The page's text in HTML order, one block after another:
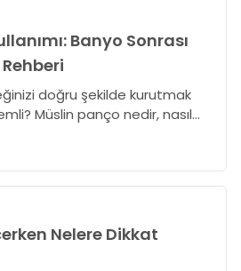
Banyo Sonrası
doğru şekilde kurutmak
Müslin panço nedir, nasıl
cevaplarını bu rehberde
için müslin panço kullanımına
ipuçları TinyLamb blogda.
Nelere Dikkat